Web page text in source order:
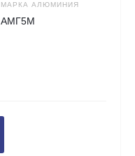
МАРКА АЛЮМИНИЯ
АМГ5М